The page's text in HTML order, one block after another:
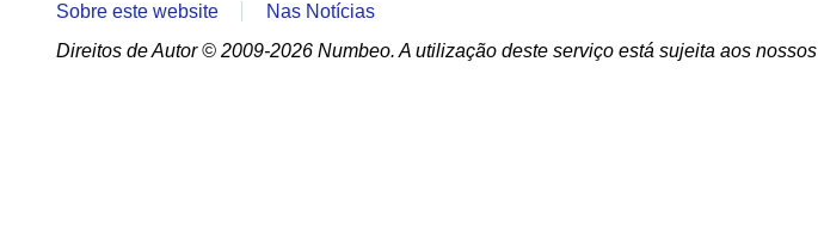
Sobre este website
Nas Notícias
Direitos de Autor © 2009-2026 Numbeo. A utilização deste serviço está sujeita aos nossos